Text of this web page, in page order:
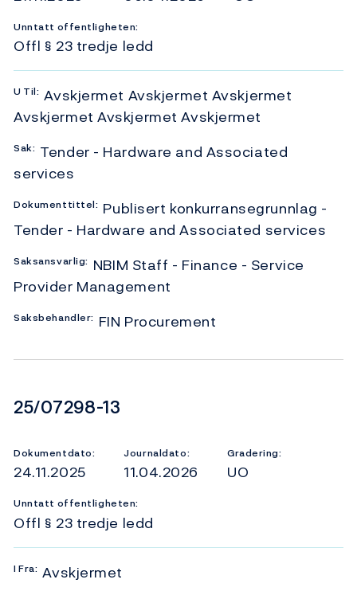
Unntatt offentligheten:
Offl § 23 tredje ledd
U Til: Avskjermet Avskjermet Avskjermet
Avskjermet Avskjermet Avskjermet
Sak: Tender - Hardware and Associated
services
Dokumenttittel: Publisert konkurransegrunnlag -
Tender - Hardware and Associated services
Saksansvarlig: NBIM Staff - Finance - Service
Provider Management
Saksbehandler: FIN Procurement
Dokumentnummer
25/07298-13
Dokumentdato:
24.11.2025
Journaldato:
11.04.2026
Gradering:
UO
Unntatt offentligheten:
Offl § 23 tredje ledd
I Fra: Avskjermet